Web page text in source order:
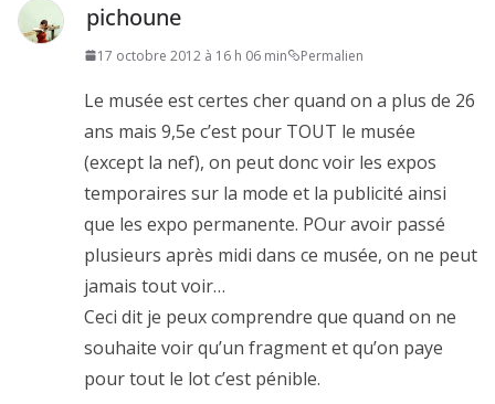
pichoune
17 octobre 2012 à 16 h 06 min Permalien
Le musée est certes cher quand on a plus de 26
ans mais 9,5e c’est pour TOUT le musée
(except la nef), on peut donc voir les expos
temporaires sur la mode et la publicité ainsi
que les expo permanente. POur avoir passé
plusieurs après midi dans ce musée, on ne peut
jamais tout voir…
Ceci dit je peux comprendre que quand on ne
souhaite voir qu’un fragment et qu’on paye
pour tout le lot c’est pénible.